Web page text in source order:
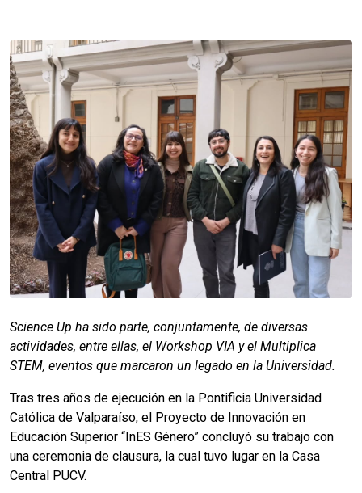
Science Up ha sido parte, conjuntamente, de diversas
actividades, entre ellas, el Workshop VIA y el Multiplica
STEM, eventos que marcaron un legado en la Universidad.
Tras tres años de ejecución en la Pontificia Universidad
Católica de Valparaíso, el Proyecto de Innovación en
Educación Superior “InES Género” concluyó su trabajo con
una ceremonia de clausura, la cual tuvo lugar en la Casa
Central PUCV.